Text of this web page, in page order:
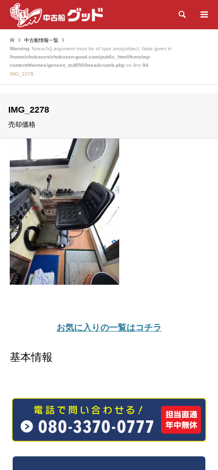
検索
中古船情報一覧
Warning: foreach() argument must be of type array|object, false given in
/home/chukosen/chukosen-good.com/public_html/fcms/wp-
content/themes/gensen_tcd050/breadcrumb.php on line 94
IMG_2278
IMG_2278
売却価格
お気に入りの一覧はコチラ
基本情報